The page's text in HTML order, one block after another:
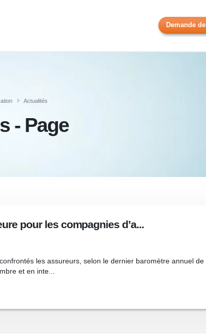
Demande
- Page
Actualités
pour les compagnies d’a...
les assureurs, selon le dernier baromètre annuel de
et en inte...